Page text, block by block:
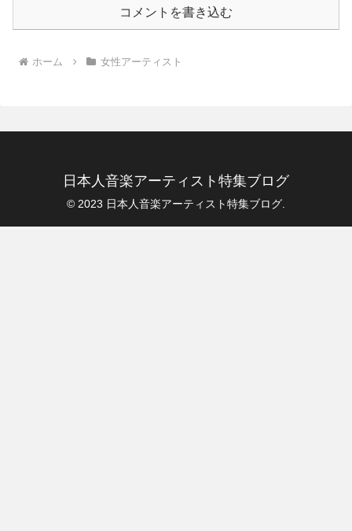
コメントを書き込む
ホーム 女性アーティスト
日本人音楽アーティスト特集ブログ
© 2023 日本人音楽アーティスト特集ブログ.